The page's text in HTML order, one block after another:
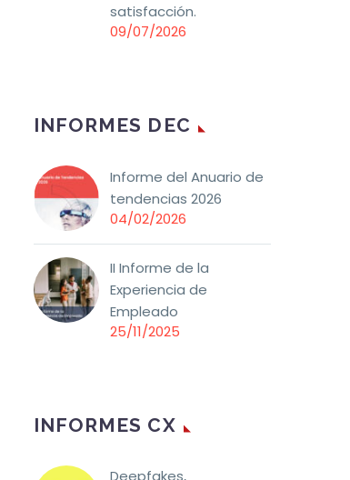
satisfacción.
09/07/2026
INFORMES DEC
Informe del Anuario de
tendencias 2026
04/02/2026
II Informe de la
Experiencia de
Empleado
25/11/2025
INFORMES CX
Deepfakes,